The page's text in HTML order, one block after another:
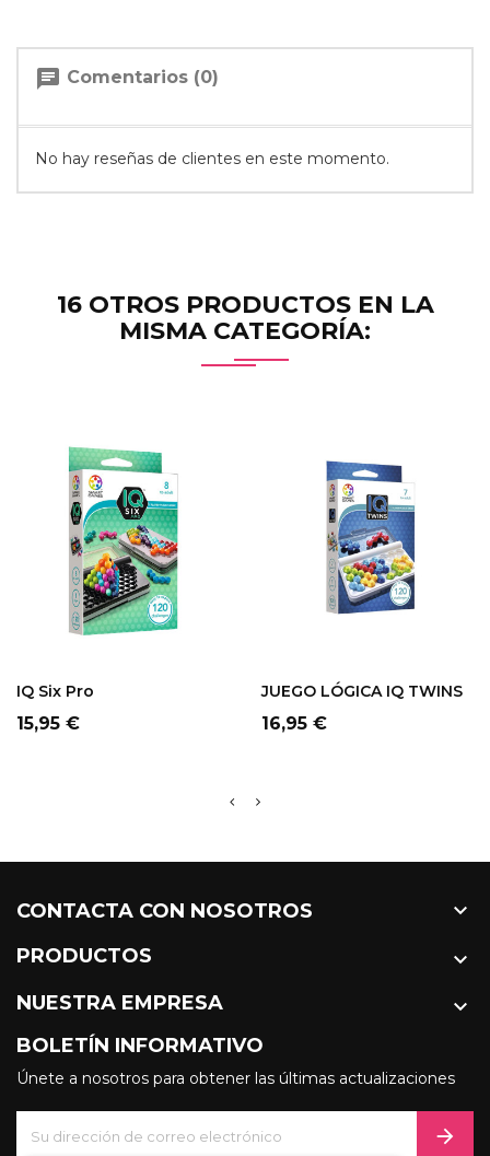
chat Comentarios (0)
No hay reseñas de clientes en este momento.
16 OTROS PRODUCTOS EN LA
MISMA CATEGORÍA:
IQ Six Pro
Precio
15,95 €
JUEGO LÓGICA IQ TWINS
Precio
16,95 €
CONTACTA CON NOSOTROS 
PRODUCTOS 
NUESTRA EMPRESA 
BOLETÍN INFORMATIVO
Únete a nosotros para obtener las últimas actualizaciones